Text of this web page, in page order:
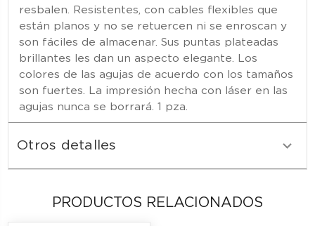
resbalen. Resistentes, con cables flexibles que
están planos y no se retuercen ni se enroscan y
son fáciles de almacenar. Sus puntas plateadas
brillantes les dan un aspecto elegante. Los
colores de las agujas de acuerdo con los tamaños
son fuertes. La impresión hecha con láser en las
agujas nunca se borrará. 1 pza.
Otros detalles
PRODUCTOS RELACIONADOS